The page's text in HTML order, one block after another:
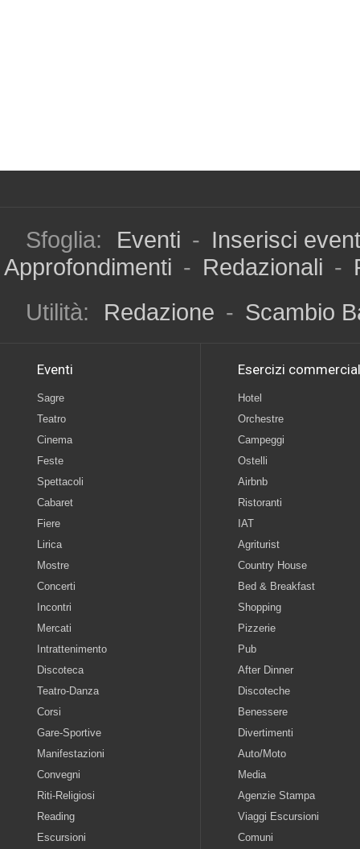
Sfoglia: Eventi - Inserisci
Approfondimenti - Redazionali -
Utilità:
Redazione - Scambio
Eventi
Sagre
Teatro
Cinema
Feste
Spettacoli
Cabaret
Fiere
Lirica
Mostre
Concerti
Incontri
Mercati
Intrattenimento
Discoteca
Teatro-Danza
Corsi
Gare-Sportive
Manifestazioni
Convegni
Riti-Religiosi
Reading
Escursioni
Esercizi
Hotel
Orchestre
Campeggi
Ostelli
Airbnb
Ristoranti
IAT
Agriturist
Country House
Bed & Breakfast
Shopping
Pizzerie
Pub
After Dinner
Discoteche
Benessere
Divertimenti
Auto/Moto
Media
Agenzie Stampa
Viaggi Escursioni
Comuni